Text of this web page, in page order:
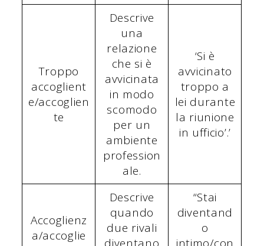
Troppo
accoglient
e/accoglien
te
Descrive
una
relazione
che si è
avvicinata
in modo
scomodo
per un
ambiente
profession
ale.
‘Si è
avvicinato
troppo a
lei durante
la riunione
in ufficio’.’
Accoglienz
a/accoglie
Descrive
quando
due rivali
“Stai
diventand
o